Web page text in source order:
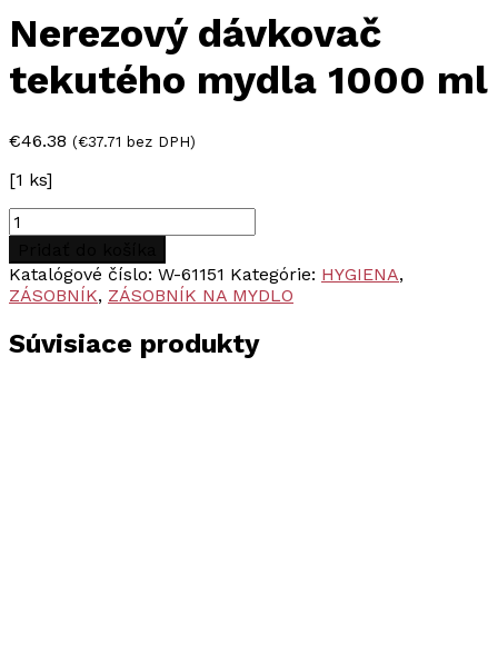
Nerezový dávkovač
tekutého mydla 1000 ml
€46.38 (€37.71 bez DPH)
[1 ks]
množstvo
Nerezový
dávkovač
tekutého
mydla
ml
Katalógové číslo: W-61151 Kategórie: HYGIENA,
ZÁSOBNÍK, ZÁSOBNÍK NA MYDLO
Súvisiace produkty